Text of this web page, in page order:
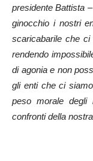
presidente Battista
ginocchio i nostri
scaricabarile che
rendendo
di agonia e non
gli enti che ci
peso morale degli
confronti della